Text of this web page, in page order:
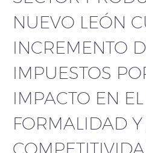
NUEVO LEÓN
INCREMENTO
IMPUESTOS
IMPACTO EN
FORMALIDAD Y